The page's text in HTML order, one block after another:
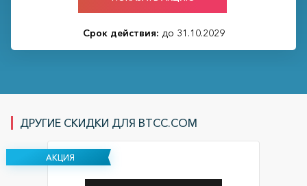
Срок действия: до 31.10.2029
ДРУГИЕ СКИДКИ ДЛЯ BTCC.COM
АКЦИЯ